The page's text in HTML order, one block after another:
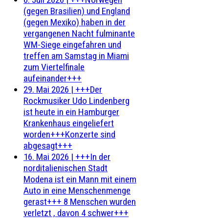
(gegen Brasilien) und England
(gegen Mexiko) haben in der
vergangenen Nacht fulminante
WM-Siege eingefahren und
treffen am Samstag in Miami
zum Viertelfinale
aufeinander+++
29. Mai 2026 | +++Der
Rockmusiker Udo Lindenberg
ist heute in ein Hamburger
Krankenhaus eingeliefert
worden+++Konzerte sind
abgesagt+++
16. Mai 2026 | +++In der
norditalienischen Stadt
Modena ist ein Mann mit einem
Auto in eine Menschenmenge
gerast+++ 8 Menschen wurden
verletzt , davon 4 schwer+++